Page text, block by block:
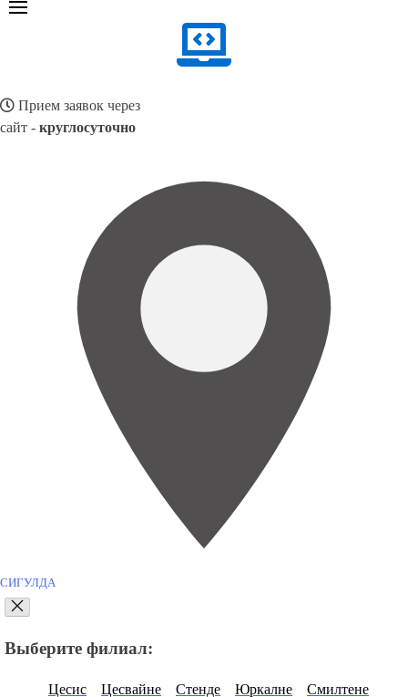
Прием заявок через
сайт - круглосуточно
СИГУЛДА
Выберите филиал:
Цесис Цесвайне Стенде Юркалне
Смилтене